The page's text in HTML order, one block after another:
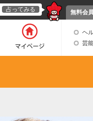
無料会
占ってみる
ヘ
芸